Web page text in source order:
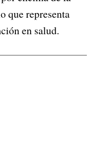
que representa
en salud.